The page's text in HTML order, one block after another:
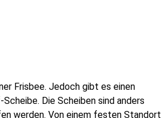
Frisbee. Jedoch gibt es einen
Die Scheiben sind anders
werden. Von einem festen Standort